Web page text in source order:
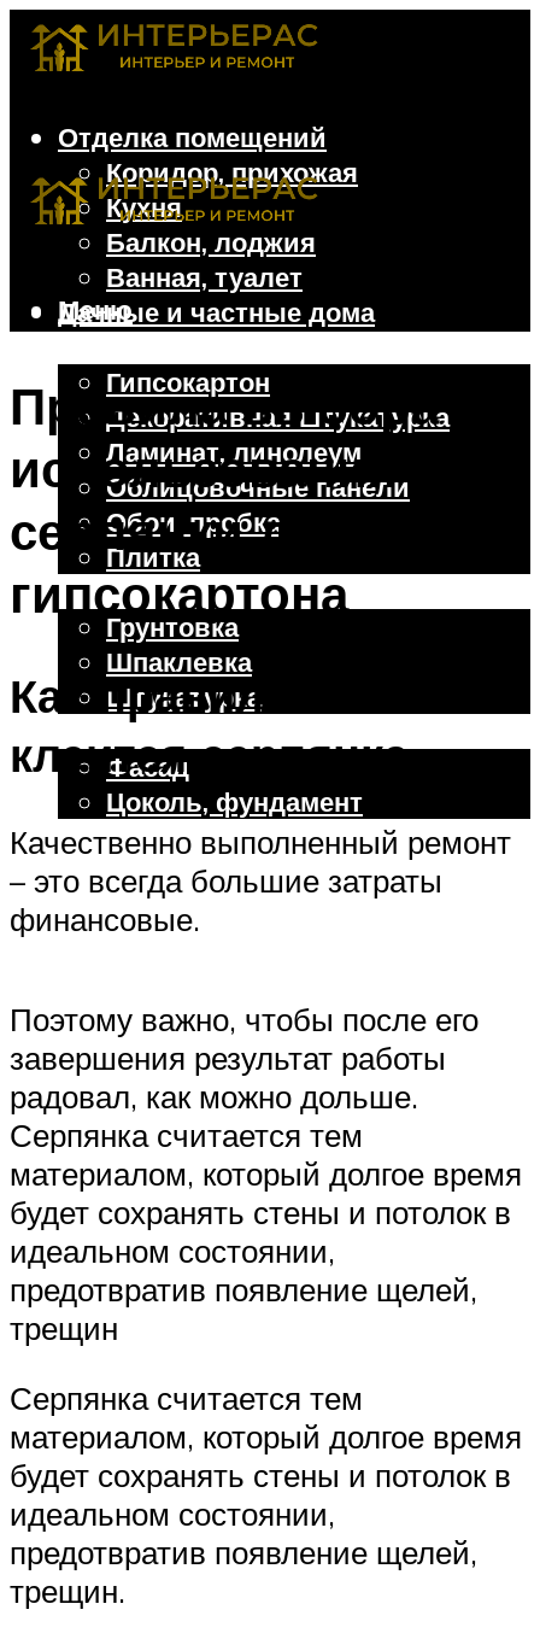
Отделка помещений
Коридор, прихожая
Кухня
Балкон, лоджия
Ванная, туалет
Дачные и частные дома
Гипсокартон
Декоративная штукатурка
Ламинат, линолеум
Облицовочные панели
Обои, пробка
Плитка
Отделочные работы
Грунтовка
Шпаклевка
Штукатурка
Внешняя отделка
Фасад
Цоколь, фундамент
Меню
Меню
Правила выбора и
использования
серпянки для
гипсокартона
Как правильно
клеится серпянка
Качественно выполненный ремонт
– это всегда большие затраты
финансовые.
Поэтому важно, чтобы после его
завершения результат работы
радовал, как можно дольше.
Серпянка считается тем
материалом, который долгое время
будет сохранять стены и потолок в
идеальном состоянии,
предотвратив появление щелей,
трещин
Серпянка считается тем
материалом, который долгое время
будет сохранять стены и потолок в
идеальном состоянии,
предотвратив появление щелей,
трещин.